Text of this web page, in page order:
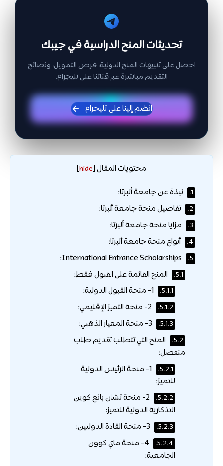
تحديثات المنح الدراسية في جيبك
احصل على تنبيهات المنح الدولية، فرص التمويل، ونصائح
التقديم مباشرة عبر قناتنا على تليجرام.
انضم إلينا على تليجرام
محتويات المقال [
hide
]
1. نبذة عن جامعة ألبرتا:
2. تفاصيل منحة جامعة ألبرتا:
3. مزايا منحة جامعة ألبرتا:
4. أنواع منحة جامعة ألبرتا:
5.
5.1. المنح القائمة على القبول فقط:
5.1.1.
5.1.2.
5.1.3.
5.2.
المنح التي تتطلب تقديم طلب
منفصل:
5.2.1.
1- منحة الرئيس الدولية
للتميز:
5.2.2.
2- منحة تشان بانغ كوين
التذكارية الدولية للتميز:
5.2.3.
5.2.4.
4- منحة ماي كوون
الجامعية: